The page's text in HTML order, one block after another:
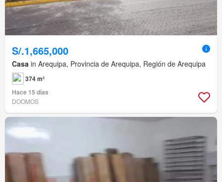
S/.1,665,000
Casa in Arequipa, Provincia de Arequipa, Región de Arequipa
374 m²
Hace 15 días
DOOMOS